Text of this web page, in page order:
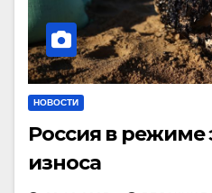
НОВОСТИ
Россия в режиме
износа